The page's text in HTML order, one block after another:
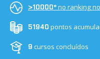
>10000ºno ranking
51940 pontos
9 cursos concluídos